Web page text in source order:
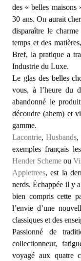
des « belles maisons
30 ans. On aurait
disparaître le
temps et des
Bref, la pratique a
Industrie du Luxe.
Le glas des belles
vous, à l’heure du
abandonné le
découdre (ahem) et
gamme.
Lacontrie,Husbands,
exemples français
Hender Scheme ou
Appletrees, est la
nerds. Échappée il y
bien compris cette
l’envie d’une
classiques et des
Passionné de
collectionneur,
voyagé aux quatre